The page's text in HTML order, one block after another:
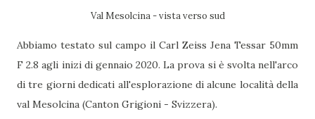
Val Mesolcina - vista verso sud
Abbiamo testato sul campo il Carl Zeiss Jena Tessar 50mm
F 2.8 agli inizi di gennaio 2020. La prova si è svolta nell'arco
di tre giorni dedicati all'esplorazione di alcune località della
val Mesolcina (Canton Grigioni - Svizzera).